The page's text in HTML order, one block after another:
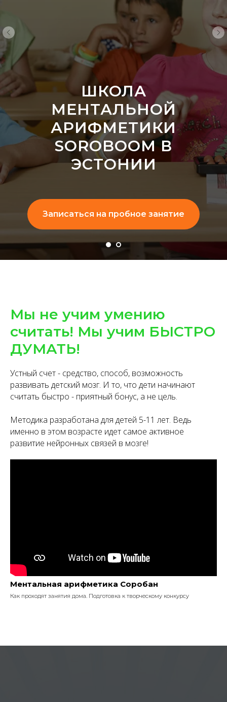
ШКОЛА
МЕНТАЛЬНОЙ
АРИФМЕТИКИ
SOROBOOM В
ЭСТОНИИ
Записаться на пробное занятие
Мы не учим умению
считать! Мы учим БЫСТРО
ДУМАТЬ!
Устный счет - средство, способ, возможность
развивать детский мозг. И то, что дети начинают
считать быстро - приятный бонус, а не цель.
Методика разработана для детей 5-11 лет. Ведь
именно в этом возрасте идет самое активное
развитие нейронных связей в мозге!
Ментальная арифметика Соробан
Как проходят занятия дома. Подготовка к творческому конкурсу